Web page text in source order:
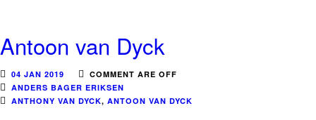
Antoon van Dyck
04 JAN 2019
COMMENT ARE OFF
ANDERS BAGER ERIKSEN
ANTHONY VAN DYCK, ANTOON VAN DYCK